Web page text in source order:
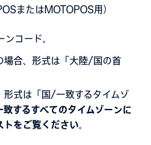
またはMOTOPOS用）
ンコード。
場合、形式は「大陸/国の首
形式は「国/一致するタイムゾ
致するすべてのタイムゾーンに
トをご覧ください